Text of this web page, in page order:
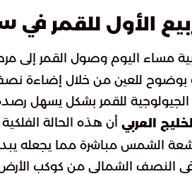
الأول للقمر في
مساء اليوم وصول القمر إلى
بوضوح للعين من خلال إضاءة
الجيولوجية للقمر بشكل يسهل
العربي أن هذه الحالة
الشمس مباشرة مما يجعله
في النصف الشمالي من كوكب